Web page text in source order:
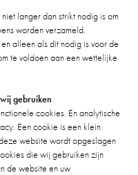
langer dan strikt nodig is om
worden verzameld.
alleen als dit nodig is voor de
te voldoen aan een wettelijke
gebruiken
cookies. En analytische
Een cookie is een klein
website wordt opgeslagen
die wij gebruiken zijn
de website en uw